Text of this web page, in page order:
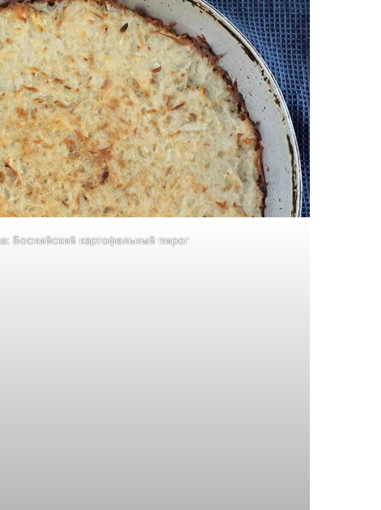
Боснийский картофельный пирог